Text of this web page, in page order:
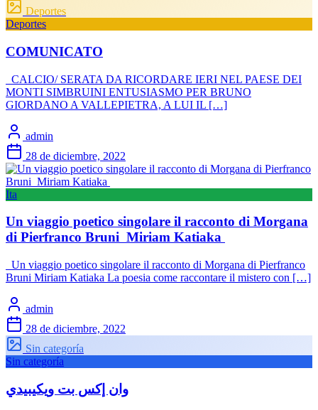
Deportes
Deportes
COMUNICATO
CALCIO/ SERATA DA RICORDARE IERI NEL PAESE DEI
MONTI SIMBRUINI ENTUSIASMO PER BRUNO
GIORDANO A VALLEPIETRA, A LUI IL […]
admin
28 de diciembre, 2022
Ita
Un viaggio poetico singolare il racconto di Morgana
di Pierfranco Bruni Miriam Katiaka
Un viaggio poetico singolare il racconto di Morgana di Pierfranco
Bruni Miriam Katiaka La poesia come raccontare il mistero con […]
admin
28 de diciembre, 2022
Sin categoría
Sin categoría
وان إكس بت ويكيبيدي